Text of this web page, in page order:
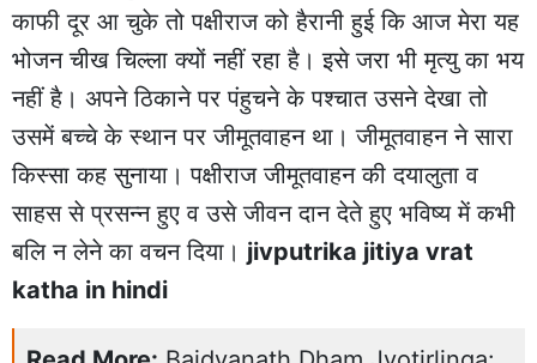
काफी दूर आ चुके तो पक्षीराज को हैरानी हुई कि आज मेरा यह
भोजन चीख चिल्ला क्यों नहीं रहा है। इसे जरा भी मृत्यु का भय
नहीं है। अपने ठिकाने पर पंहुचने के पश्चात उसने देखा तो
उसमें बच्चे के स्थान पर जीमूतवाहन था। जीमूतवाहन ने सारा
किस्सा कह सुनाया। पक्षीराज जीमूतवाहन की दयालुता व
साहस से प्रसन्न हुए व उसे जीवन दान देते हुए भविष्य में कभी
बलि न लेने का वचन दिया। jivputrika jitiya vrat
katha in hindi